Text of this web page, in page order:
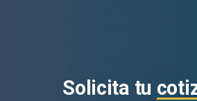
Solicita tu